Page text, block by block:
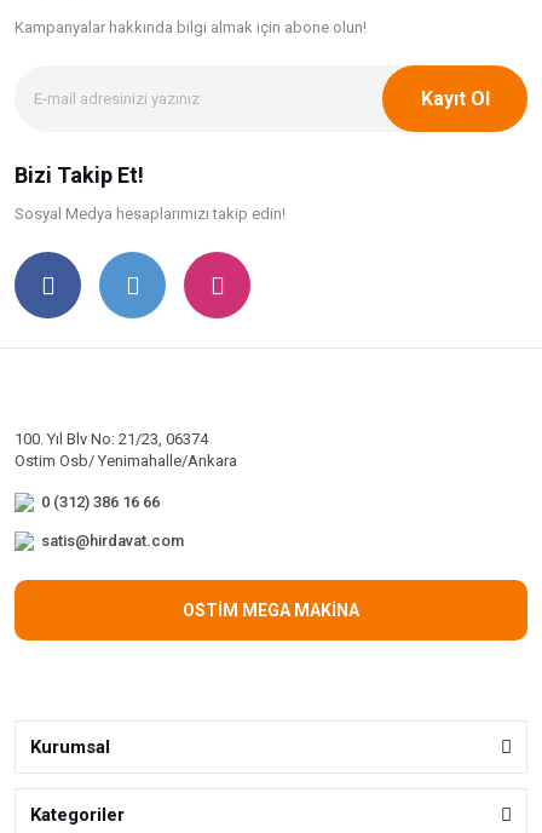
Kampanyalar hakkında bilgi almak için abone olun!
Kayıt Ol
Bizi Takip Et!
Sosyal Medya hesaplarımızı takip edin!
100. Yıl Blv No: 21/23, 06374
Ostim Osb/ Yenimahalle/Ankara
0 (312) 386 16 66
satis@hirdavat.com
OSTİM MEGA MAKİNA
Kurumsal
Kategoriler